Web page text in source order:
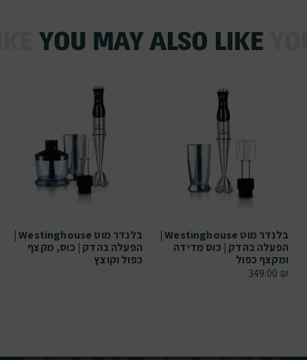
בלנדר מוט Westinghouse |
הפעלה בהדק | כוס מדידה
ומקצף כפול
349.00 ₪
בלנדר מוט Westinghouse |
הפעלה בהדק | כוס, מקצף
כפול וקוצץ